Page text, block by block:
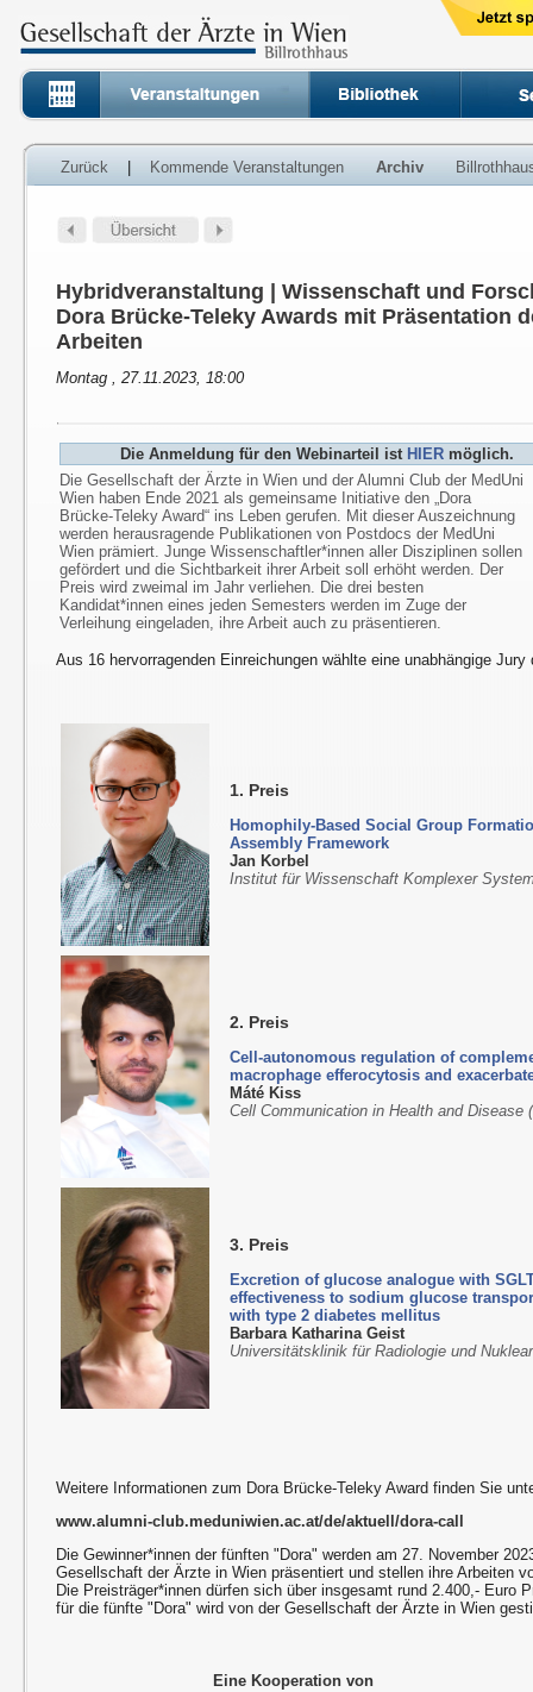
Zurück Kommende Veranstaltungen Archiv
Hybridveranstaltung | Wissenschaft und
Dora Brücke-Teleky Awards mit Präsentation
Arbeiten
Montag , 27.11.2023, 18:00
Die Anmeldung für den Webinarteil ist HIER möglich.
Die Gesellschaft der Ärzte in Wien und der Alumni Club der MedUni
Wien haben Ende 2021 als gemeinsame Initiative den „Dora
Brücke-Teleky Award“ ins Leben gerufen. Mit dieser Auszeichnung
werden herausragende Publikationen von Postdocs der MedUni
Wien prämiert. Junge Wissenschaftler*innen aller Disziplinen sollen
gefördert und die Sichtbarkeit ihrer Arbeit soll erhöht werden. Der
Preis wird zweimal im Jahr verliehen. Die drei besten
Kandidat*innen eines jeden Semesters werden im Zuge der
Verleihung eingeladen, ihre Arbeit auch zu präsentieren.
Aus 16 hervorragenden Einreichungen wählte eine unabhängige Jury
1. Preis
Homophily-Based Social Group
Assembly Framework
Jan Korbel
Institut für Wissenschaft Komplexer
2. Preis
Cell-autonomous regulation of
macrophage efferocytosis and
Máté Kiss
Cell Communication in Health and Disease
3. Preis
Excretion of glucose analogue with
effectiveness to sodium glucose
with type 2 diabetes mellitus
Barbara Katharina Geist
Universitätsklinik für Radiologie und
Weitere Informationen zum Dora Brücke-Teleky Award finden Sie
www.alumni-club.meduniwien.ac.at/de/aktuell/dora-call
Die Gewinner*innen der fünften "Dora" werden am 27. November
Gesellschaft der Ärzte in Wien präsentiert und stellen ihre Arbeiten
Die Preisträger*innen dürfen sich über insgesamt rund 2.400,- Euro
für die fünfte "Dora" wird von der Gesellschaft der Ärzte in Wien
Eine Kooperation von